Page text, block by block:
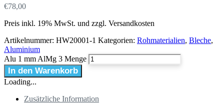
€78,00
Preis inkl. 19% MwSt. und zzgl. Versandkosten
Artikelnummer: HW20001-1 Kategorien: Rohmaterialien, Bleche,
Aluminium
Alu 1 mm AlMg 3 Menge
In den Warenkorb
Loading...
Zusätzliche Information